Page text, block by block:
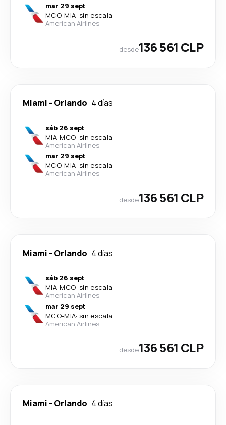
mar 29 sept
MCO-MIA· sin escala
American Airlines
desde136 561 CLP
Miami - Orlando 4 días
sáb 26 sept
MIA-MCO· sin escala
American Airlines
mar 29 sept
MCO-MIA· sin escala
American Airlines
desde136 561 CLP
Miami - Orlando 4 días
sáb 26 sept
MIA-MCO· sin escala
American Airlines
mar 29 sept
MCO-MIA· sin escala
American Airlines
desde136 561 CLP
Miami - Orlando 4 días